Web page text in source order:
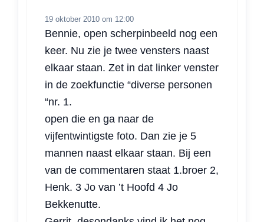
19 oktober 2010 om 12:00
Bennie, open scherpinbeeld nog een
keer. Nu zie je twee vensters naast
elkaar staan. Zet in dat linker venster
in de zoekfunctie “diverse personen
“nr. 1.
open die en ga naar de
vijfentwintigste foto. Dan zie je 5
mannen naast elkaar staan. Bij een
van de commentaren staat 1.broer 2,
Henk. 3 Jo van ’t Hoofd 4 Jo
Bekkenutte.